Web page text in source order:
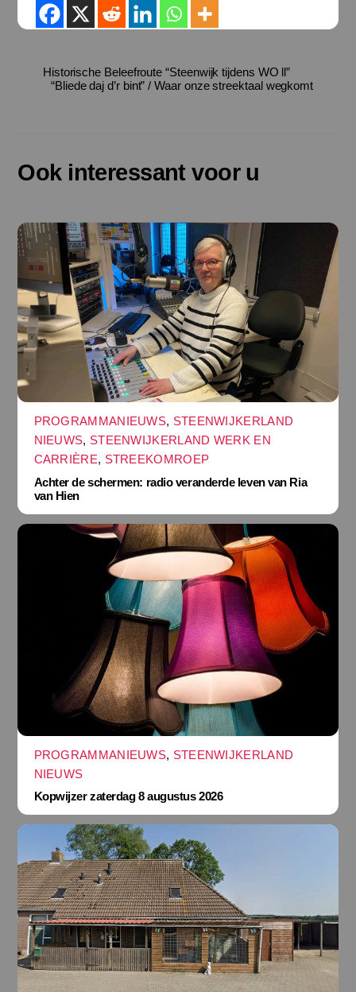
Historische Beleefroute “Steenwijk tijdens WO ll”
“Bliede daj d’r bint” / Waar onze streektaal wegkomt
Ook interessant voor u
PROGRAMMANIEUWS, STEENWIJKERLAND
NIEUWS, STEENWIJKERLAND WERK EN
CARRIÈRE, STREEKOMROEP
Achter de schermen: radio veranderde leven van Ria
van Hien
PROGRAMMANIEUWS, STEENWIJKERLAND
NIEUWS
Kopwijzer zaterdag 8 augustus 2026